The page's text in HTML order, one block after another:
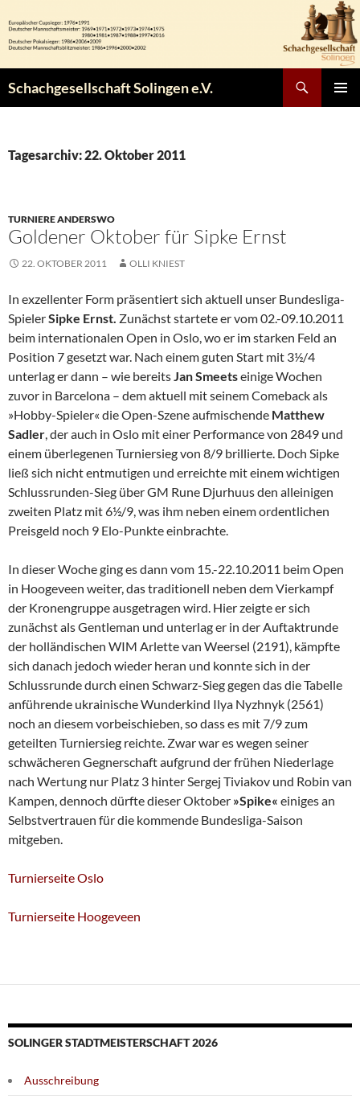
Inhalt
springen
Schachgesellschaft Solingen e.V.
Tagesarchiv: 22. Oktober 2011
TURNIERE ANDERSWO
Goldener Oktober für Sipke Ernst
22. OKTOBER 2011 OLLI KNIEST
In exzellenter Form präsentiert sich aktuell unser Bundesliga-
SpielerSipke Ernst. Zunächst startete er vom 02.-09.10.2011
beim internationalen Open in Oslo, wo er im starken Feld an
Position 7 gesetzt war. Nach einem guten Start mit 3½/4
unterlag er dann – wie bereitsJan Smeetseinige Wochen
zuvor in Barcelona – dem aktuell mit seinem Comeback als
»Hobby-Spieler« die Open-Szene aufmischende Matthew
Sadler, der auch in Oslo mit einer Performance von 2849 und
einem überlegenen Turniersieg von 8/9 brillierte. Doch Sipke
ließ sich nicht entmutigen und erreichte mit einem wichtigen
Schlussrunden-Sieg über GM Rune Djurhuus den alleinigen
zweiten Platz mit 6½/9, was ihm neben einem ordentlichen
Preisgeld noch 9 Elo-Punkte einbrachte.
In dieser Woche ging es dann vom 15.-22.10.2011 beim Open
in Hoogeveen weiter, das traditionell neben dem Vierkampf
der Kronengruppe ausgetragen wird. Hier zeigte er sich
zunächst als Gentleman und unterlag er in der Auftaktrunde
der holländischen WIM Arlette van Weersel (2191), kämpfte
sich danach jedoch wieder heran und konnte sich in der
Schlussrunde durch einen Schwarz-Sieg gegen das die Tabelle
anführende ukrainische Wunderkind Ilya Nyzhnyk (2561)
noch an diesem vorbeischieben, so dass es mit 7/9 zum
geteilten Turniersieg reichte. Zwar war es wegen seiner
schwächeren Gegnerschaft aufgrund der frühen Niederlage
nach Wertung nur Platz 3 hinter Sergej Tiviakov und Robin van
Kampen, dennoch dürfte dieser Oktober »Spike« einiges an
Selbstvertrauen für die kommende Bundesliga-Saison
mitgeben.
Turnierseite Oslo
Turnierseite Hoogeveen
SOLINGER STADTMEISTERSCHAFT 2026
Ausschreibung